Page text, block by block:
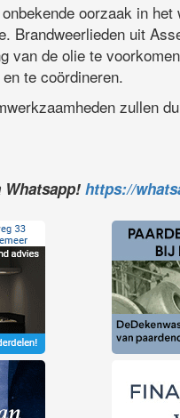
oorzaak in
Brandweerlieden uit
de olie te
te coördineren.
zullen
https://